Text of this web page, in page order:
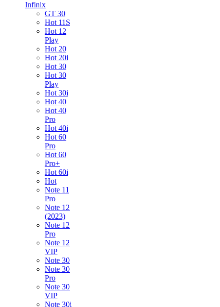
Infinix
GT 30
Hot 11S
Hot 12
Play
Hot 20
Hot 20i
Hot 30
Hot 30
Play
Hot 30i
Hot 40
Hot 40
Pro
Hot 40i
Hot 60
Pro
Hot 60
Pro+
Hot 60i
Hot
Note 11
Pro
Note 12
(2023)
Note 12
Pro
Note 12
VIP
Note 30
Note 30
Pro
Note 30
VIP
Note 30i